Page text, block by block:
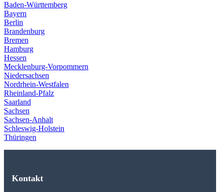
Baden-Württemberg
Bayern
Berlin
Brandenburg
Bremen
Hamburg
Hessen
Mecklenburg-Vorpommern
Niedersachsen
Nordrhein-Westfalen
Rheinland-Pfalz
Saarland
Sachsen
Sachsen-Anhalt
Schleswig-Holstein
Thüringen
Kontakt